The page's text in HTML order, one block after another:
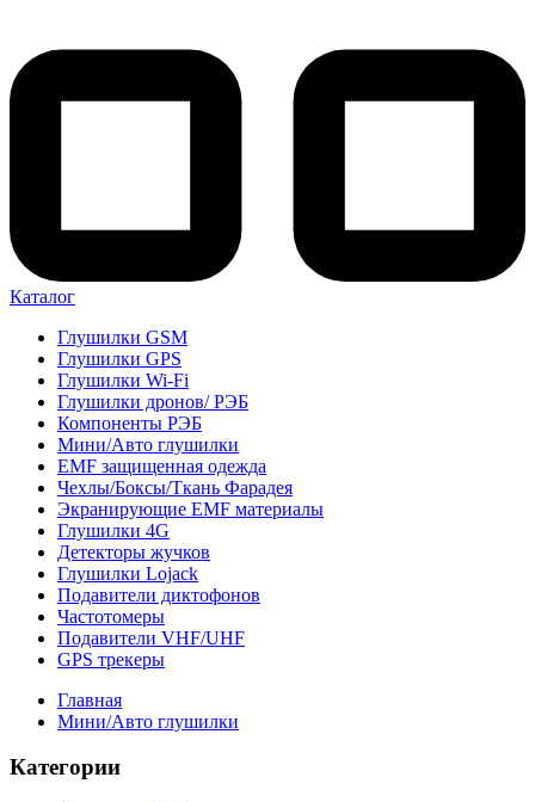
Каталог
Глушилки GSM
Глушилки GPS
Глушилки Wi-Fi
Глушилки дронов/ РЭБ
Компоненты РЭБ
Мини/Авто глушилки
EMF защищенная одежда
Чехлы/Боксы/Ткань Фарадея
Экранирующие EMF материалы
Глушилки 4G
Детекторы жучков
Глушилки Lojack
Подавители диктофонов
Частотомеры
Подавители VHF/UHF
GPS трекеры
Главная
Мини/Авто глушилки
Категории